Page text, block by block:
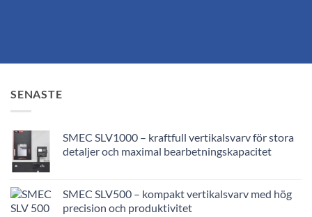
SENASTE
SMEC SLV1000 – kraftfull vertikalsvarv för stora
detaljer och maximal bearbetningskapacitet
SMEC SLV500 – kompakt vertikalsvarv med hög
precision och produktivitet